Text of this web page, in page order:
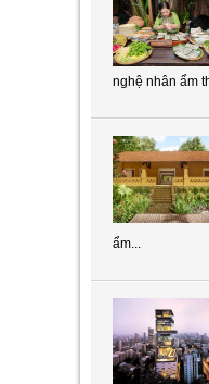
nghệ nhân ẩm
ẩm...